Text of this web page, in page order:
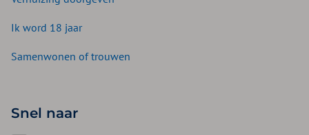
Ik word 18 jaar
Samenwonen of trouwen
Snel naar